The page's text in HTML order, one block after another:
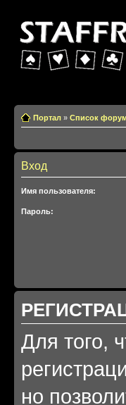
Портал » Список
Вход
Имя пользователя:
Пароль:
Для того,
но